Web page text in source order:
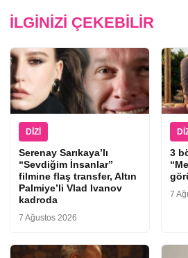
İLGINIZI ÇEKEBILIR
DIZI
Serenay Sarıkaya’lı
“Sevdiğim İnsanlar”
filmine flaş transfer, Altın
Palmiye’li Vlad Ivanov
kadroda
7 Ağustos 2026
3
7